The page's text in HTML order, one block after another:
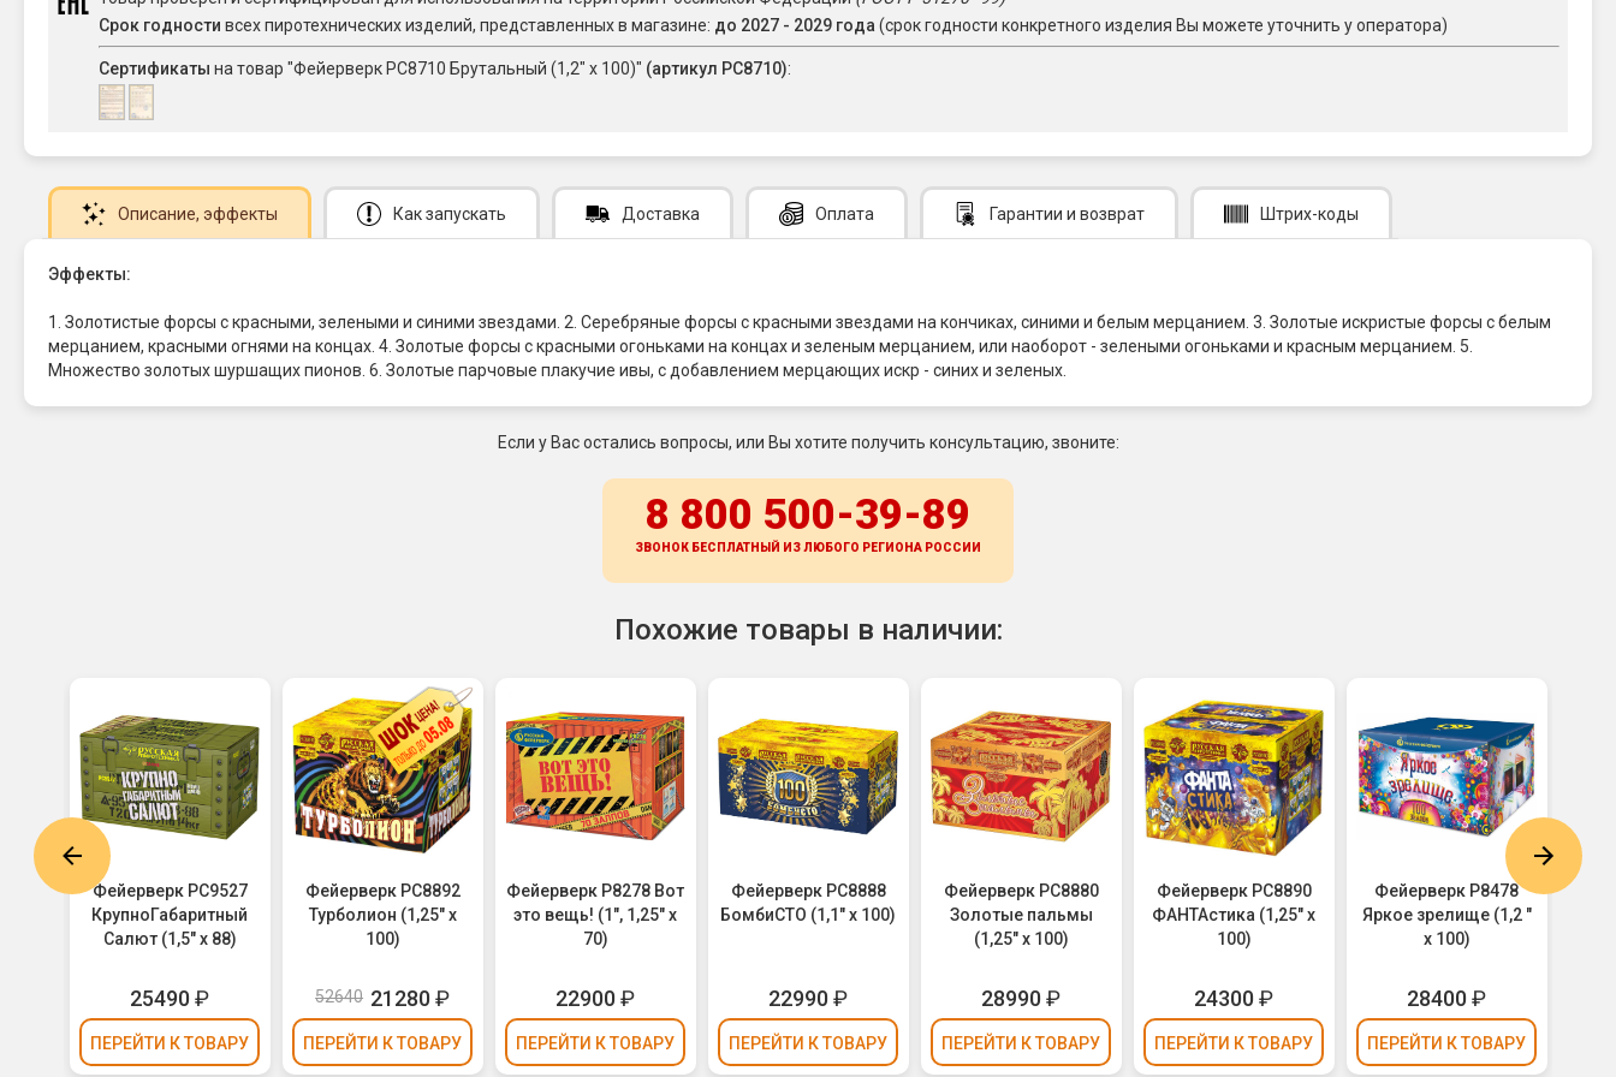
Срок годности всех пиротехнических изделий, представленных в магазине: до 2027 - 2029 года (срок годности конкретного изделия Вы можете уточнить у оператора)
Сертификаты на товар "Фейерверк РС8710 Брутальный (1,2" х 100)" (артикул РС8710):
Описание, эффекты Как запускать Доставка Оплата Гарантии и возврат Штрих-коды
Эффекты:
1. Золотистые форсы с красными, зелеными и синими звездами. 2. Серебряные форсы с красными звездами на кончиках, синими и белым мерцанием. 3. Золотые искристые форсы с белым
мерцанием, красными огнями на концах. 4. Золотые форсы с красными огоньками на концах и зеленым мерцанием, или наоборот - зелеными огоньками и красным мерцанием. 5.
Множество золотых шуршащих пионов. 6. Золотые парчовые плакучие ивы, с добавлением мерцающих искр - синих и зеленых.
Если у Вас остались вопросы, или Вы хотите получить консультацию, звоните:
8 800 500-39-89
ЗВОНОК БЕСПЛАТНЫЙ ИЗ ЛЮБОГО РЕГИОНА РОССИИ
Похожие товары в наличии:
Фейерверк РС9527
КрупноГабаритный
Салют (1,5" х 88)
25490₽
ПЕРЕЙТИ К ТОВАРУ
Фейерверк РС8892
Турболион (1,25" х
100)
52640 21280₽
ПЕРЕЙТИ К ТОВАРУ
Фейерверк Р8278 Вот
это вещь! (1", 1,25" х
70)
22900₽
ПЕРЕЙТИ К ТОВАРУ
Фейерверк РС8888
БомбиСТО (1,1" х 100)
22990₽
ПЕРЕЙТИ К ТОВАРУ
Фейерверк РС8880
Золотые пальмы
(1,25" х 100)
28990₽
ПЕРЕЙТИ К ТОВАРУ
Фейерверк РС8890
ФАНТАстика (1,25" х
100)
24300₽
ПЕРЕЙТИ К ТОВАРУ
Фейерверк Р8478
Яркое зрелище (1,2 "
х 100)
28400₽
ПЕРЕЙТИ К ТОВАРУ